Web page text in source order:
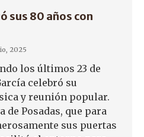
sus 80 años con
2025
los últimos 23 de
celebró su
y reunión popular.
de Posadas, que para
sus puertas